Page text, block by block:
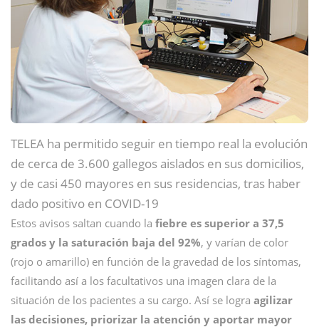
TELEA ha permitido seguir en tiempo real la evolución
de cerca de 3.600 gallegos aislados en sus domicilios,
y de casi 450 mayores en sus residencias, tras haber
dado positivo en COVID-19
Estos avisos saltan cuando la fiebre es superior a 37,5
grados y la saturación baja del 92%, y varían de color
(rojo o amarillo) en función de la gravedad de los síntomas,
facilitando así a los facultativos una imagen clara de la
situación de los pacientes a su cargo. Así se logra agilizar
las decisiones, priorizar la atención y aportar mayor